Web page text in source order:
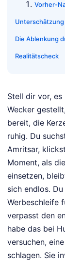
Vorher-
Unterschätzung
Die Ablenkung
Realitätscheck
Stell dir vor,
Wecker
bereit, die
ruhig. Du
Amritsar,
Moment, als
einsetzen,
sich endlos.
Werbeschleife
verpasst den
habe das bei
versuchen,
schlagen. Sie